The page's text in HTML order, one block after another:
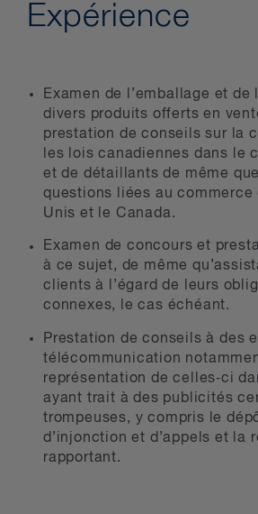
Expérience
Examen de l’emballage et de
divers produits offerts en
prestation de conseils sur la
les lois canadiennes dans le
et de détaillants de même
questions liées au commerce
Unis et le Canada.
Examen de concours et
à ce sujet, de même
clients à l’égard de leurs
connexes, le cas échéant.
Prestation de conseils à des
télécommunication
représentation de celles‑ci
ayant trait à des publicités
trompeuses, y compris le
d’injonction et d’appels et la
rapportant.